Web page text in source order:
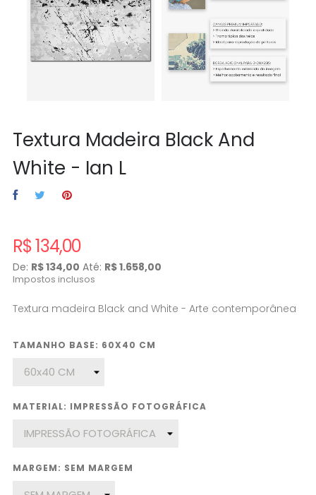
Textura Madeira Black And
White - Ian L
R$ 134,00
De: R$ 134,00 Até: R$ 1.658,00
Impostos inclusos
Textura madeira Black and White - Arte contemporânea
TAMANHO BASE: 60X40 CM
MATERIAL: IMPRESSÃO FOTOGRÁFICA
MARGEM: SEM MARGEM